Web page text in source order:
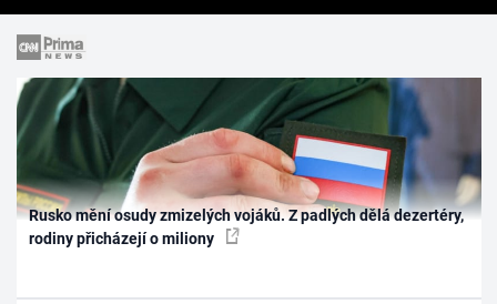
Rusko mění osudy zmizelých vojáků. Z padlých dělá dezertéry,
rodiny přicházejí o miliony